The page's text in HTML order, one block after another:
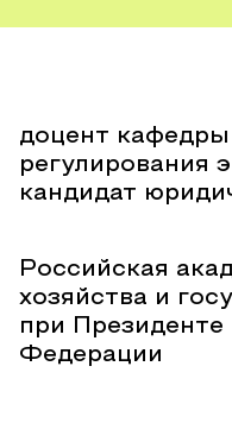
доцент кафедры
регулирования
кандидат
Российская
хозяйства и
при Президенте
Федерации